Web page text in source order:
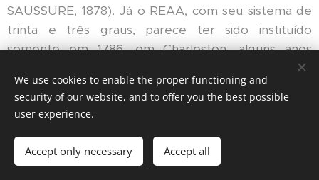
SAUSSURE, 1878). Já o REAA, com seu sistema de
trinta e três graus, parece ter sido instituído
somente em 1786, em Charleston, alguns anos
depois. De toda forma, a atual organização do
Supremo Conselho do REAA não estava concluída
até 1801, isto é, mais de cinquenta anos depois.
diretamente ou indiretamente de Morin nunca
atingiram qualquer grau maior do que o 25º do Rito
We use cookies to enable the proper functioning and
security of our website, and to offer you the best possible
user experience.
Accept only necessary Accept all